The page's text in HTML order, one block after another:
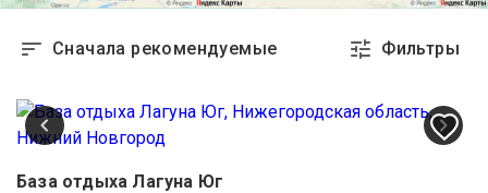
Сначала рекомендуемые Фильтры
База отдыха Лагуна Юг